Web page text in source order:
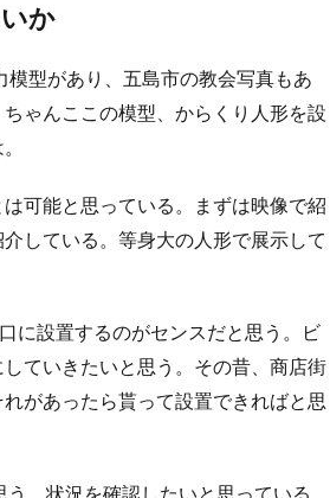
か
型があり、五島市の教会写真もあ
ゃんここの模型、からくり人形を設
可能と思っている。まずは映像で紹
している。等身大の人形で展示して
に設置するのがセンスだと思う。ビ
ていきたいと思う。その昔、商店街
があったら貰って設置できればと思
。状況を確認したいと思っている。